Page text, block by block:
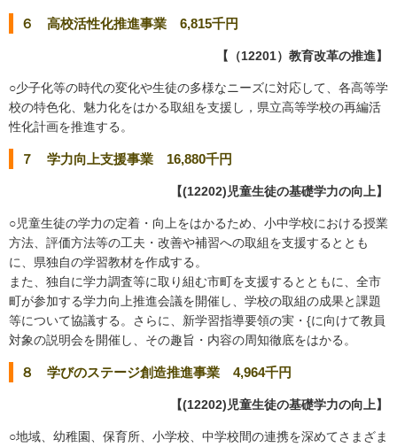
６ 高校活性化推進事業 6,815千円
【（12201）教育改革の推進】
○少子化等の時代の変化や生徒の多様なニーズに対応して、各高等学
校の特色化、魅力化をはかる取組を支援し，県立高等学校の再編活
性化計画を推進する。
７ 学力向上支援事業 16,880千円
【(12202)児童生徒の基礎学力の向上】
○児童生徒の学力の定着・向上をはかるため、小中学校における授業
方法、評価方法等の工夫・改善や補習への取組を支援するととも
に、県独自の学習教材を作成する。
また、独自に学力調査等に取り組む市町を支援するとともに、全市
町が参加する学力向上推進会議を開催し、学校の取組の成果と課題
等について協議する。さらに、新学習指導要領の実・{に向けて教員
対象の説明会を開催し、その趣旨・内容の周知徹底をはかる。
８ 学びのステージ創造推進事業 4,964千円
【(12202)児童生徒の基礎学力の向上】
○地域、幼稚園、保育所、小学校、中学校間の連携を深めてさまざま